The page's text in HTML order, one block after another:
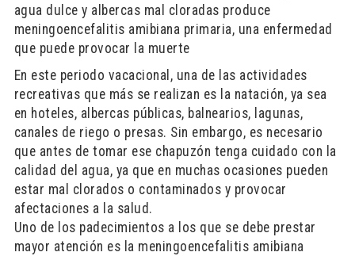
agua dulce y albercas mal cloradas produce
meningoencefalitis amibiana primaria, una enfermedad
que puede provocar la muerte
En este periodo vacacional, una de las actividades
recreativas que más se realizan es la natación, ya sea
en hoteles, albercas públicas, balnearios, lagunas,
canales de riego o presas. Sin embargo, es necesario
que antes de tomar ese chapuzón tenga cuidado con la
calidad del agua, ya que en muchas ocasiones pueden
estar mal clorados o contaminados y provocar
afectaciones a la salud.
Uno de los padecimientos a los que se debe prestar
mayor atención es la meningoencefalitis amibiana